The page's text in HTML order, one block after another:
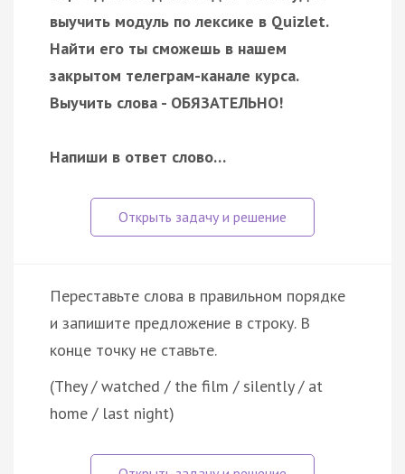
выучить модуль по лексике в Quizlet.
Найти его ты сможешь в нашем
закрытом телеграм-канале курса.
Выучить слова - ОБЯЗАТЕЛЬНО!
Напиши в ответ слово…
Переставьте слова в правильном порядке
и запишите предложение в строку. В
конце точку не ставьте.
(They / watched / the film / silently / at
home / last night)